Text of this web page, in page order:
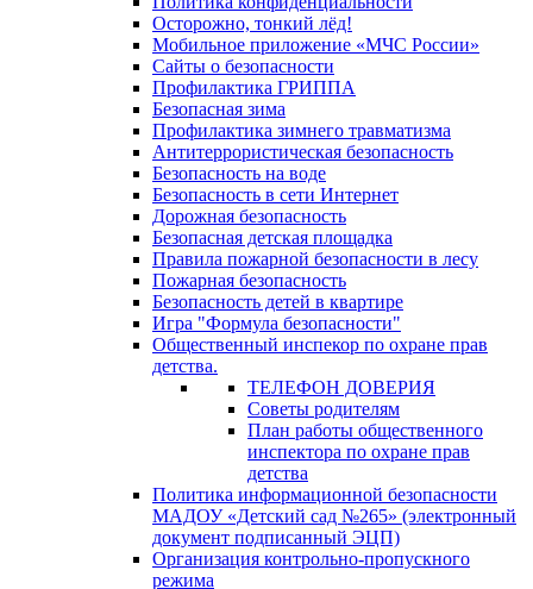
Осторожно, тонкий лёд!
Мобильное приложение «МЧС России»
Сайты о безопасности
Профилактика ГРИППА
Безопасная зима
Профилактика зимнего травматизма
Антитеррористическая безопасность
Безопасность на воде
Безопасность в сети Интернет
Дорожная безопасность
Безопасная детская площадка
Правила пожарной безопасности в лесу
Пожарная безопасность
Безопасность детей в квартире
Игра "Формула безопасности"
Общественный инспекор по охране прав
детства.
ТЕЛЕФОН ДОВЕРИЯ
Советы родителям
План работы общественного
инспектора по охране прав
детства
Политика информационной безопасности
МАДОУ «Детский сад №265» (электронный
документ подписанный ЭЦП)
Организация контрольно-пропускного
режима